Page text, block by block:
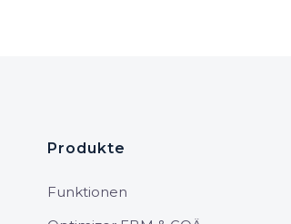
Produkte
Funktionen